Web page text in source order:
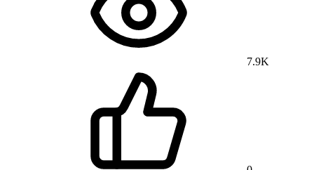
7.9K